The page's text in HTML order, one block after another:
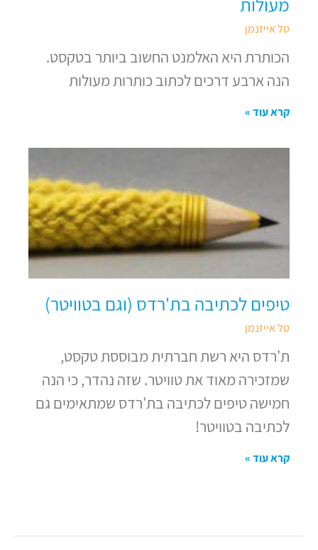
טל אייזנמן
הכותרת היא האלמנט החשוב ביותר בטקסט.
הנה ארבע דרכים לכתוב כותרות מעולות
קרא עוד »
טיפים לכתיבה בת'רדס (וגם בטוויטר)
טל אייזנמן
ת'רדס היא רשת חברתית מבוססת טקסט,
שמזכירה מאוד את טוויטר. שזה נהדר, כי הנה
חמישה טיפים לכתיבה בת'רדס שמתאימים גם
לכתיבה בטוויטר!
קרא עוד »